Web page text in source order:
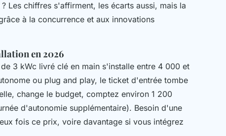
Les chiffres s'affirment, les écarts aussi, mais la
à la concurrence et aux innovations
en 2026
3 kWc livré clé en main s'installe entre 4 000 et
ou plug and play, le ticket d'entrée tombe
change le budget, comptez environ 1 200
d'autonomie supplémentaire). Besoin d'une
fois ce prix, voire davantage si vous intégrez